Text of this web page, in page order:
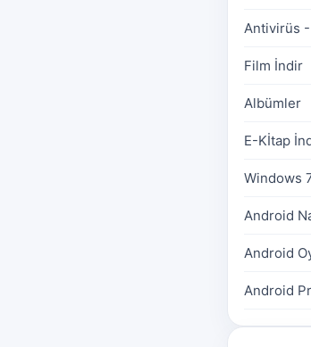
Antivirüs -
Film İndir
Albümler
E-Kİtap
Windows
Android
Android
Android